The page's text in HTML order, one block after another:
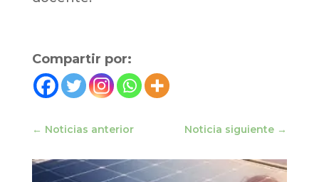
Compartir por:
← Noticias anterior Noticia siguiente →